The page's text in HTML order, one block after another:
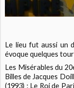
Le lieu fut aussi un
évoque quelques
Les Misérables du
Billes de Jacques
(1993) ; Le Roi de